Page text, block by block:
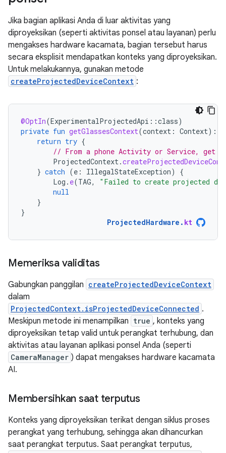
Jika bagian aplikasi Anda di luar aktivitas yang
diproyeksikan (seperti aktivitas ponsel atau layanan) perlu
mengakses hardware kacamata, bagian tersebut harus
secara eksplisit mendapatkan konteks yang diproyeksikan.
Untuk melakukannya, gunakan metode
createProjectedDeviceContext :
@OptIn(ExperimentalProjectedApi ::class)
private fun getGlassesContext(context : Context):
return try {
// From a phone Activity or Service, get
ProjectedContext.
} catch (e : IllegalStateException)
{
Log . e(TAG,
"Failed to create projected
null
}
}
ProjectedHardware . kt
Memeriksa validitas
Gabungkan panggilan createProjectedDeviceContext
dalam
ProjectedContext.isProjectedDeviceConnected .
Meskipun metode ini menampilkan true , konteks yang
diproyeksikan tetap valid untuk perangkat terhubung, dan
aktivitas atau layanan aplikasi ponsel Anda (seperti
CameraManager ) dapat mengakses hardware kacamata
AI.
Membersihkan saat terputus
Konteks yang diproyeksikan terikat dengan siklus proses
perangkat yang terhubung, sehingga akan dihancurkan
saat perangkat terputus. Saat perangkat terputus,